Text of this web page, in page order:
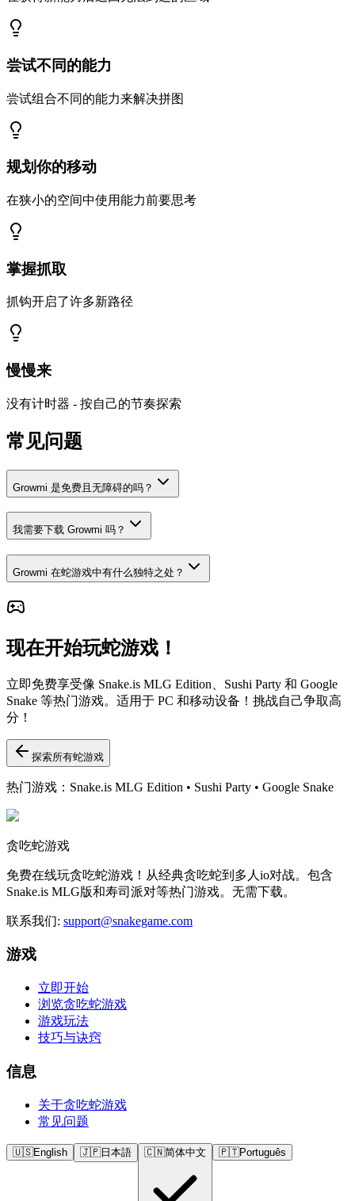
尝试不同的能力
尝试组合不同的能力来解决拼图
规划你的移动
在狭小的空间中使用能力前要思考
掌握抓取
抓钩开启了许多新路径
慢慢来
没有计时器 - 按自己的节奏探索
常见问题
Growmi 是免费且无障碍的吗？
我需要下载 Growmi 吗？
Growmi 在蛇游戏中有什么独特之处？
现在开始玩蛇游戏！
立即免费享受像 Snake.is MLG Edition、Sushi Party 和 Google
Snake 等热门游戏。适用于 PC 和移动设备！挑战自己争取高
分！
探索所有蛇游戏
热门游戏：Snake.is MLG Edition • Sushi Party • Google Snake
贪吃蛇游戏
免费在线玩贪吃蛇游戏！从经典贪吃蛇到多人io对战。包含
Snake.is MLG版和寿司派对等热门游戏。无需下载。
联系我们: support@snakegame.com
游戏
立即开始
浏览贪吃蛇游戏
游戏玩法
技巧与诀窍
信息
关于贪吃蛇游戏
常见问题
🇺🇸English 🇯🇵日本語 🇨🇳简体中文 🇵🇹Português